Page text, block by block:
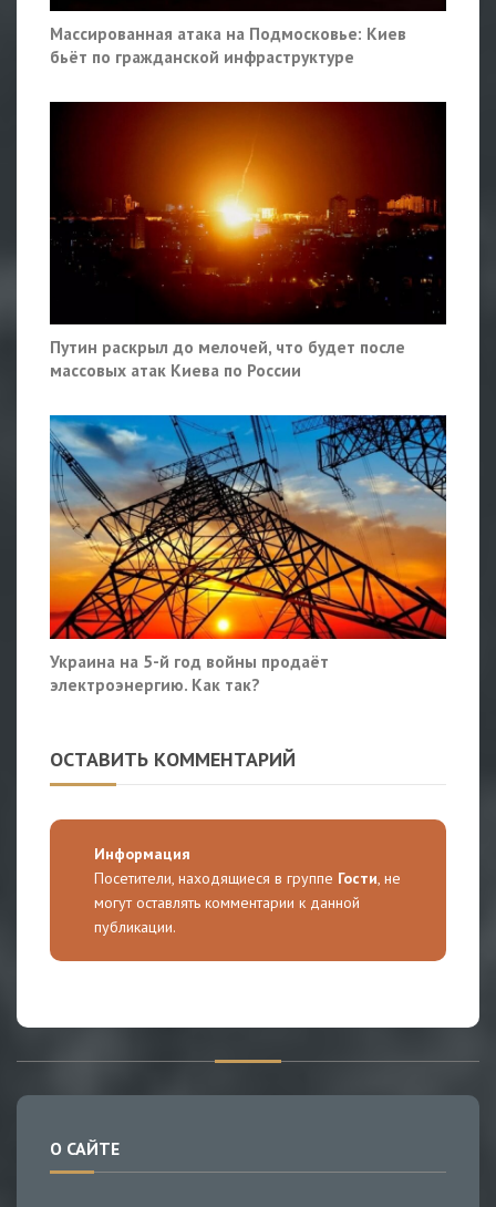
Массированная атака на Подмосковье: Киев
бьёт по гражданской инфраструктуре
Путин раскрыл до мелочей, что будет после
массовых атак Киева по России
Украина на 5-й год войны продаёт
электроэнергию. Как так?
ОСТАВИТЬ КОММЕНТАРИЙ
Информация
Посетители, находящиеся в группе Гости, не
могут оставлять комментарии к данной
публикации.
О САЙТЕ